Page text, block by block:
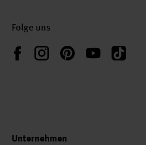
Folge uns
FacebookInstagramPinterestYouTubeTikTok
Unternehmen